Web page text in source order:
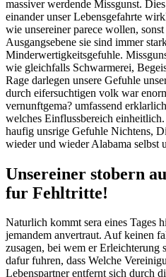
massiver werdende Missgunst.
einander unser Lebensgefahrte
wie unsereiner parece wollen,
Ausgangsebene sie sind immer
Minderwertigkeitsgefuhle.
wie gleichfalls Schwarmerei,
Rage darlegen unsere Gefuhle
durch eifersuchtigen volk war
vernunftgema? umfassend
welches Einflussbereich
haufig unsrige Gefuhle Nichtens,
wieder und wieder Alabama selbst
Unsereiner stobern
fur Fehltritte!
Naturlich kommt sera eines Tages
jemandem anvertraut. Auf keinen
zusagen, bei wem er Erleichterung
dafur fuhren, dass Welche
Lebenspartner entfernt sich durch